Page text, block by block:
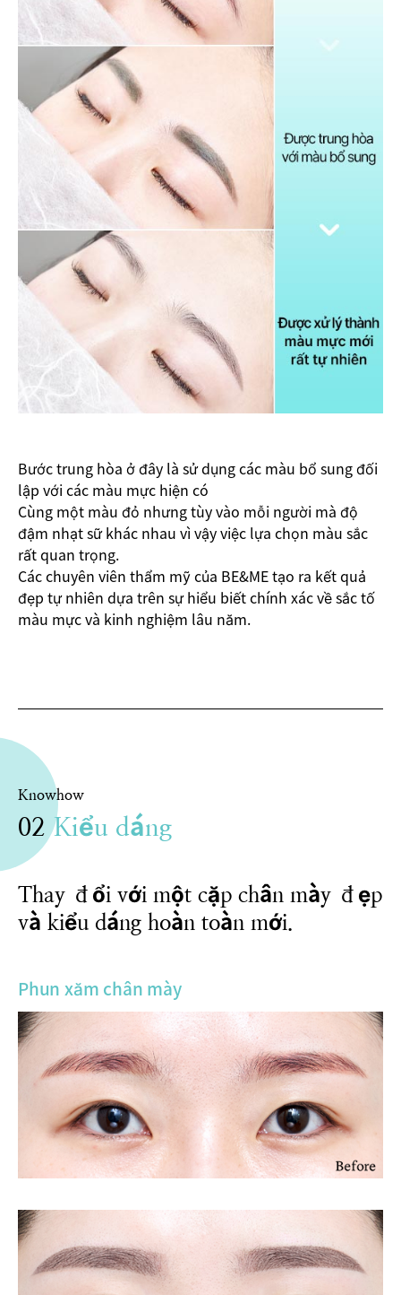
Bước trung hòa ở đây là sử dụng các màu bổ sung đối
lập với các màu mực hiện có
Cùng một màu đỏ nhưng tùy vào mỗi người mà độ
đậm nhạt sữ khác nhau vì vậy việc lựa chọn màu sắc
rất quan trọng.
Các chuyên viên thẩm mỹ của BE&ME tạo ra kết quả
đẹp tự nhiên dựa trên sự hiểu biết chính xác về sắc tố
màu mực và kinh nghiệm lâu năm.
Knowhow
02 Kiểu dáng
Thay đổi với một cặp chân mày đẹp
và kiểu dáng hoàn toàn mới.
Phun xăm chân mày